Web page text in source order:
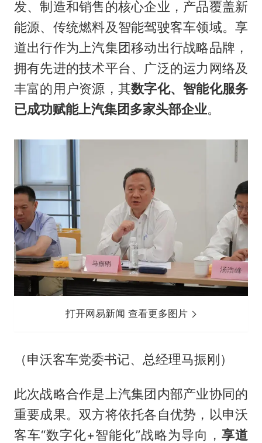
发、制造和销售的核心企业，产品覆盖新
能源、传统燃料及智能驾驶客车领域。享
道出行作为上汽集团移动出行战略品牌，
拥有先进的技术平台、广泛的运力网络及
丰富的用户资源，其数字化、智能化服务
已成功赋能上汽集团多家头部企业。
打开网易新闻 查看更多图片
（申沃客车党委书记、总经理马振刚）
此次战略合作是上汽集团内部产业协同的
重要成果。双方将依托各自优势，以申沃
客车“数字化+智能化”战略为导向，享道